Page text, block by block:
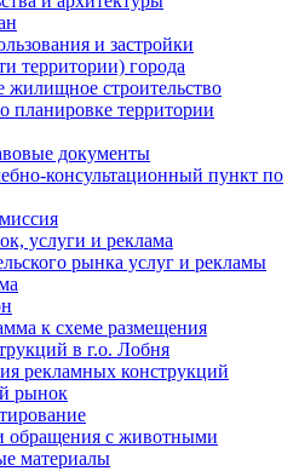
и застройки
территории) города
жилищное строительство
планировке территории
документы
консультационный пункт по
услуги и реклама
рынка услуг и рекламы
к схеме размещения
в г.о. Лобня
рекламных конструкций
рынок
обращения с животными
материалы